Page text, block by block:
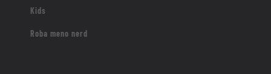
Kids
Roba meno nerd